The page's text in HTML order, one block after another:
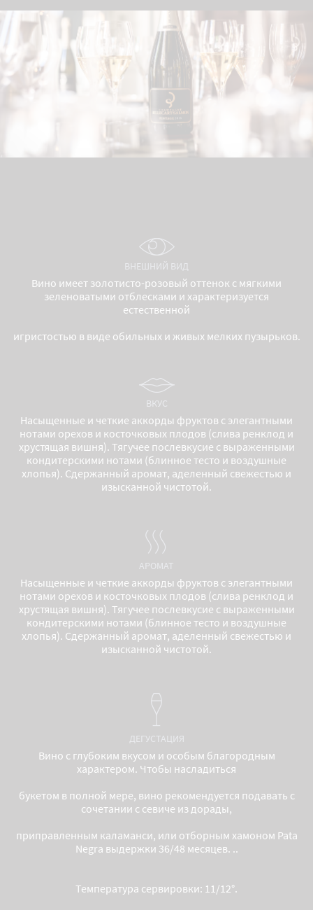
ВНЕШНИЙ ВИД
Вино имеет золотисто-розовый оттенок с мягкими
зеленоватыми отблесками и характеризуется
естественной
игристостью в виде обильных и живых мелких пузырьков.
ВКУС
Насыщенные и четкие аккорды фруктов с элегантными
нотами орехов и косточковых плодов (слива ренклод и
хрустящая вишня). Тягучее послевкусие с выраженными
кондитерскими нотами (блинное тесто и воздушные
хлопья). Сдержанный аромат, аделенный свежестью и
изысканной чистотой.
АРОМАТ
Насыщенные и четкие аккорды фруктов с элегантными
нотами орехов и косточковых плодов (слива ренклод и
хрустящая вишня). Тягучее послевкусие с выраженными
кондитерскими нотами (блинное тесто и воздушные
хлопья). Сдержанный аромат, аделенный свежестью и
изысканной чистотой.
ДЕГУСТАЦИЯ
Вино с глубоким вкусом и особым благородным
характером. Чтобы насладиться
букетом в полной мере, вино рекомендуется подавать с
сочетании с севиче из дорады,
приправленным каламанси, или отборным хамоном Pata
Negra выдержки 36/48 месяцев. ..
Температура сервировки: 11/12°.